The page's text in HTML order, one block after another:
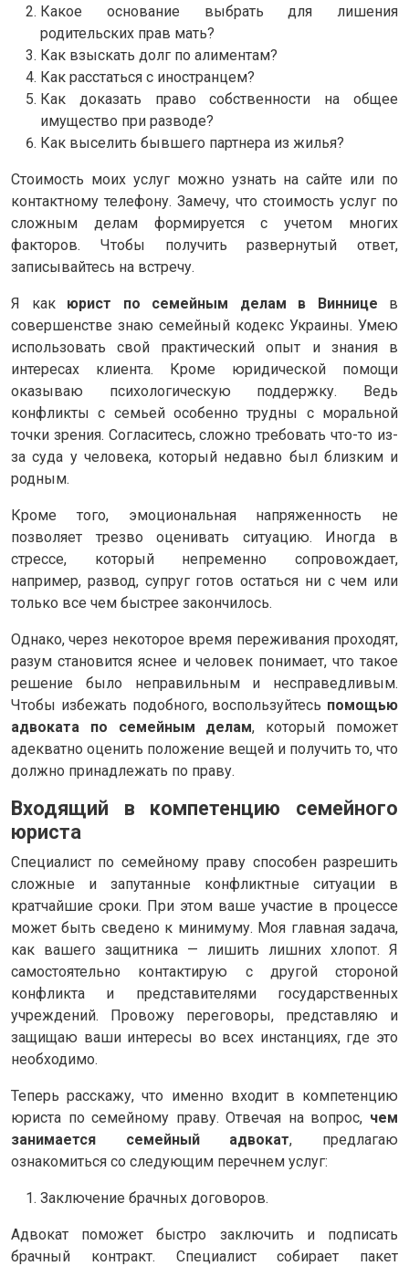
Какое основание выбрать для лишения
родительских прав мать?
Как взыскать долг по алиментам?
Как расстаться с иностранцем?
Как доказать право собственности на общее
имущество при разводе?
Как выселить бывшего партнера из жилья?
Стоимость моих услуг можно узнать на сайте или по
контактному телефону. Замечу, что стоимость услуг по
сложным делам формируется с учетом многих
факторов. Чтобы получить развернутый ответ,
записывайтесь на встречу.
Я как юрист по семейным делам в Виннице в
совершенстве знаю семейный кодекс Украины. Умею
использовать свой практический опыт и знания в
интересах клиента. Кроме юридической помощи
оказываю психологическую поддержку. Ведь
конфликты с семьей особенно трудны с моральной
точки зрения. Согласитесь, сложно требовать что-то из-
за суда у человека, который недавно был близким и
родным.
Кроме того, эмоциональная напряженность не
позволяет трезво оценивать ситуацию. Иногда в
стрессе, который непременно сопровождает,
например, развод, супруг готов остаться ни с чем или
только все чем быстрее закончилось.
Однако, через некоторое время переживания проходят,
разум становится яснее и человек понимает, что такое
решение было неправильным и несправедливым.
Чтобы избежать подобного, воспользуйтесь помощью
адвоката по семейным делам, который поможет
адекватно оценить положение вещей и получить то, что
должно принадлежать по праву.
Входящий в компетенцию семейного
юриста
Специалист по семейному праву способен разрешить
сложные и запутанные конфликтные ситуации в
кратчайшие сроки. При этом ваше участие в процессе
может быть сведено к минимуму. Моя главная задача,
как вашего защитника — лишить лишних хлопот. Я
самостоятельно контактирую с другой стороной
конфликта и представителями государственных
учреждений. Провожу переговоры, представляю и
защищаю ваши интересы во всех инстанциях, где это
необходимо.
Теперь расскажу, что именно входит в компетенцию
юриста по семейному праву. Отвечая на вопрос, чем
занимается семейный адвокат, предлагаю
ознакомиться со следующим перечнем услуг:
Заключение брачных договоров.
Адвокат поможет быстро заключить и подписать
брачный контракт. Специалист собирает пакет